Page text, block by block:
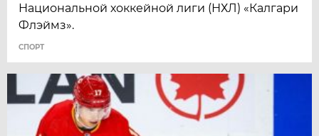
Национальной хоккейной лиги (НХЛ) «Калгари
Флэймз».
СПОРТ